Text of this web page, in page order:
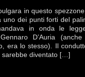
in questo
uno dei punti forti del
in onda le
D’Auria
era lo stesso). Il
sarebbe diventato […]